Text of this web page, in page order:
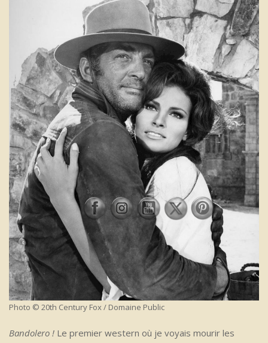
Photo © 20th Century Fox / Domaine Public
Bandolero ! Le premier western où je voyais mourir les